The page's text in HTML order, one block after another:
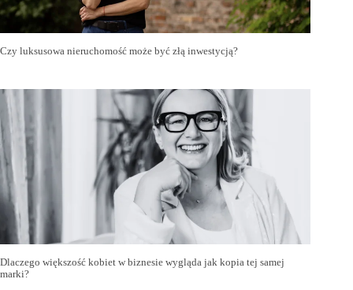
Czy luksusowa nieruchomość może być złą inwestycją?
Dlaczego większość kobiet w biznesie wygląda jak kopia tej samej
marki?